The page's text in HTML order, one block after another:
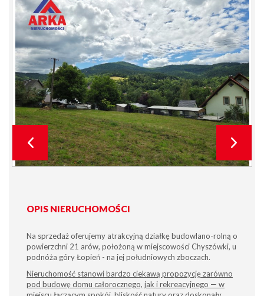
OPIS NIERUCHOMOŚCI
Na sprzedaż oferujemy atrakcyjną działkę budowlano-rolną o
powierzchni 21 arów, położoną w miejscowości Chyszówki, u
podnóża góry Łopień - na jej południowych zboczach.
Nieruchomość stanowi bardzo ciekawą propozycję zarówno
pod budowę domu całorocznego, jak i rekreacyjnego — w